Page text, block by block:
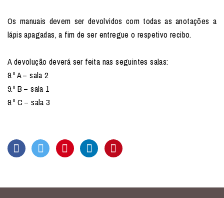
Os manuais devem ser devolvidos com todas as anotações a
lápis apagadas, a fim de ser entregue o respetivo recibo.
A devolução deverá ser feita nas seguintes salas:
9.º A – sala 2
9.º B – sala 1
9.º C – sala 3